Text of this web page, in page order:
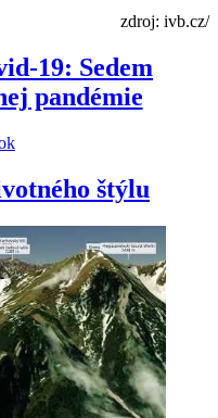
zdroj: ivb.cz/
19: Sedem
pandémie
štýlu